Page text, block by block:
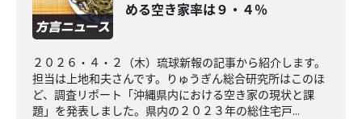
める空き家率は９・４％
２０２６・４・２（木）琉球新報の記事から紹介します。
担当は上地和夫さんです。りゅうぎん総合研究所はこのほ
ど、調査リポート「沖縄県内における空き家の現状と課
題」を発表しました。県内の２０２３年の総住宅戸...